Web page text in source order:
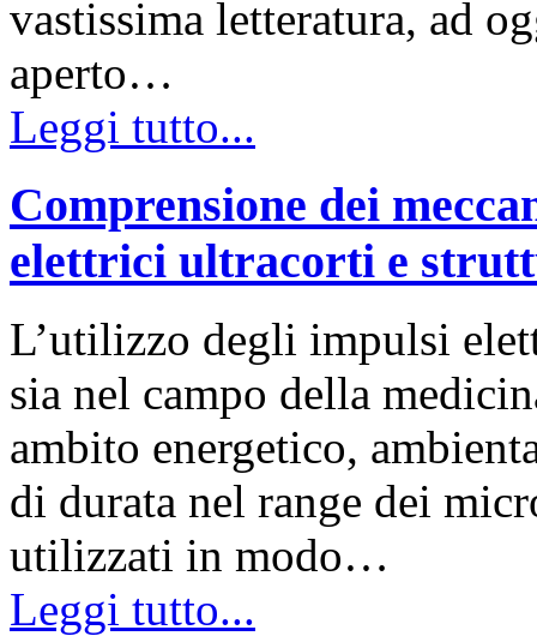
vastissima letteratura, ad
aperto…
Leggi tutto...
Comprensione dei
elettrici ultracorti e
L’utilizzo degli impulsi
sia nel campo della
ambito energetico,
di durata nel range dei
utilizzati in modo…
Leggi tutto...